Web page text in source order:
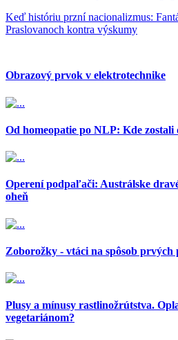
Keď históriu przní nacionalizmus:
Praslovanoch kontra výskumy
Obrazový prvok v elektrotechnike
Od homeopatie po NLP: Kde zostali
Operení podpaľači: Austrálske
oheň
Zoborožky - vtáci na spôsob
Plusy a mínusy rastlinožrútstva.
vegetariánom?